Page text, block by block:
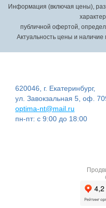
Информация (включая цены),
публичной офертой,
Актуальность цены и
620046, г. Екатеринбург,
ул. Завокзальная 5, оф.
optima-nt@mail.ru
пн-пт: с 9:00 до 18:00